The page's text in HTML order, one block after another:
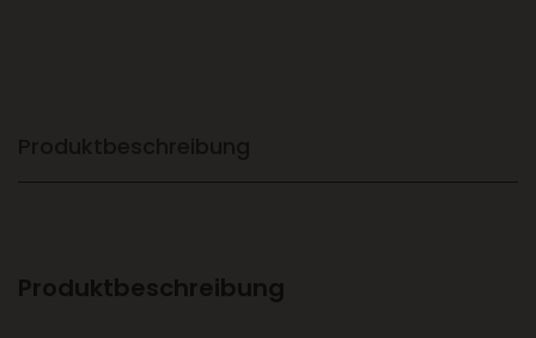
Produktbeschreibung